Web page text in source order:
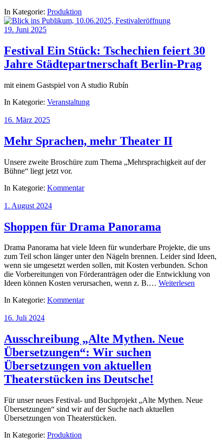
In Kategorie: Produktion
19. Juni 2025
Festival Ein Stück: Tschechien feiert 30
Jahre Städtepartnerschaft Berlin-Prag
mit einem Gastspiel von A studio Rubín
In Kategorie: Veranstaltung
16. März 2025
Mehr Sprachen, mehr Theater II
Unsere zweite Broschüre zum Thema „Mehrsprachigkeit auf der
Bühne“ liegt jetzt vor.
In Kategorie: Kommentar
1. August 2024
Shoppen für Drama Panorama
Drama Panorama hat viele Ideen für wunderbare Projekte, die uns
zum Teil schon länger unter den Nägeln brennen. Leider sind Ideen,
wenn sie umgesetzt werden sollen, mit Kosten verbunden. Schon
die Vorbereitungen von Förderanträgen oder die Entwicklung von
Ideen können Kosten verursachen, wenn z. B.… Weiterlesen
In Kategorie: Kommentar
16. Juli 2024
Ausschreibung „Alte Mythen. Neue
Übersetzungen“: Wir suchen
Übersetzungen von aktuellen
Theaterstücken ins Deutsche!
Für unser neues Festival- und Buchprojekt „Alte Mythen. Neue
Übersetzungen“ sind wir auf der Suche nach aktuellen
Übersetzungen von Theaterstücken.
In Kategorie: Produktion